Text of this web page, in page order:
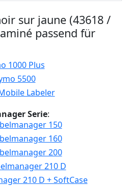
sur jaune (43618 /
passend für
1000 Plus
5500
Labeler
Serie:
150
160
200
210 D
210 D + SoftCase